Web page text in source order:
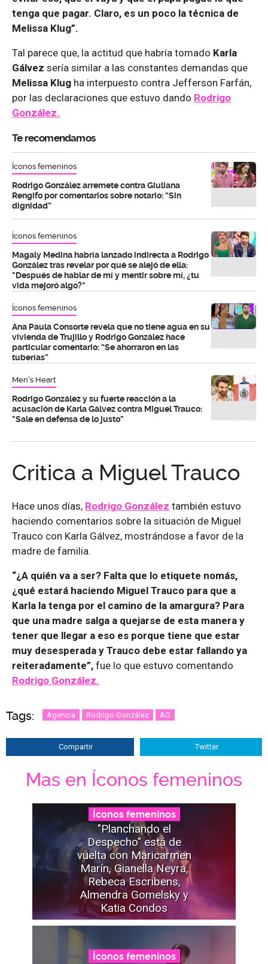
tenga que pagar. Claro, es un poco la técnica de
Melissa Klug”.
Tal parece que, la actitud que habría tomado Karla
Gálvez sería similar a las constantes demandas que
Melissa Klug ha interpuesto contra Jefferson Farfán,
por las declaraciones que estuvo dando Rodrigo
González.
Te recomendamos
Íconos femeninos
Rodrigo González arremete contra Giuliana
Rengifo por comentarios sobre notario: “Sin
dignidad”
Íconos femeninos
Magaly Medina habría lanzado indirecta a Rodrigo
González tras revelar por qué se alejó de ella:
"Después de hablar de mí y mentir sobre mí, ¿tu
vida mejoró algo?"
Íconos femeninos
Ana Paula Consorte revela que no tiene agua en su
vivienda de Trujillo y Rodrigo González hace
particular comentario: “Se ahorraron en las
tuberías”
Men's Heart
Rodrigo González y su fuerte reacción a la
acusación de Karla Gálvez contra Miguel Trauco:
"Sale en defensa de lo justo"
Critica a Miguel Trauco
Hace unos días, Rodrigo González también estuvo
haciendo comentarios sobre la situación de Miguel
Trauco con Karla Gálvez, mostrándose a favor de la
madre de familia.
“¿A quién va a ser? Falta que lo etiquete nomás,
¿qué estará haciendo Miguel Trauco para que a
Karla la tenga por el camino de la amargura? Para
que una madre salga a quejarse de esta manera y
tener que llegar a eso es porque tiene que estar
muy desesperada y Trauco debe estar fallando ya
reiteradamente”, fue lo que estuvo comentando
Rodrigo González.
Tags: Agencia Rodrigo González AG
Compartir Twitter
Mas en Íconos femeninos
Íconos femeninos
"Planchando el
Despecho" está de
vuelta con Maricarmen
Marín, Gianella Neyra,
Rebeca Escribens,
Almendra Gomelsky y
Katia Condos
Íconos femeninos